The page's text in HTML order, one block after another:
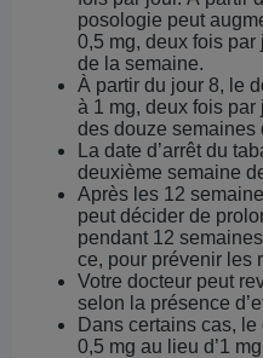
posologie peut
0,5 mg, deux fois par
de la semaine.
À partir du jour 8, le
à 1 mg, deux fois
des douze semaines
La date d’arrêt du
deuxième semaine
Après les 12
peut décider de
pendant 12
ce, pour prévenir les
Votre docteur peut
selon la présence
Dans certains cas,
0,5 mg au lieu d’1 mg